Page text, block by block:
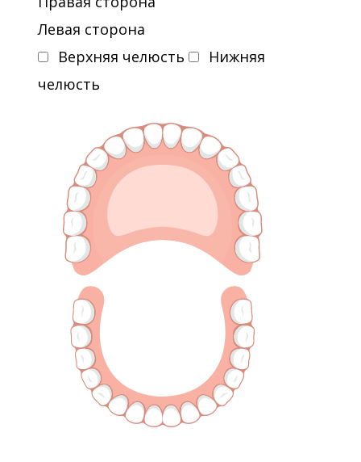
Левая сторона
Верхняя челюсть
Нижняя
челюсть